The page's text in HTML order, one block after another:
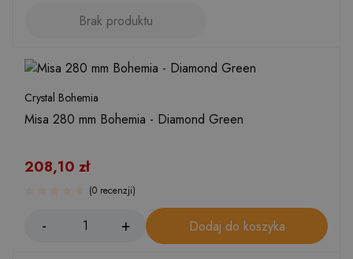
Brak produktu
Crystal Bohemia
Misa 280 mm Bohemia - Diamond Green
208,10 zł
(0 recenzji)
Dodaj do koszyka